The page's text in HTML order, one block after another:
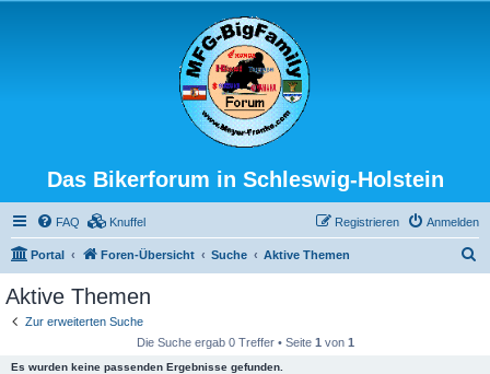
Das Bikerforum in Schleswig-Holstein
FAQ Knuffel Anmelden
Registrieren
Portal Foren-Übersicht Suche Aktive Themen
Aktive Themen
Zur erweiterten Suche
Die Suche ergab 0 Treffer • Seite 1 von 1
Es wurden keine passenden Ergebnisse gefunden.